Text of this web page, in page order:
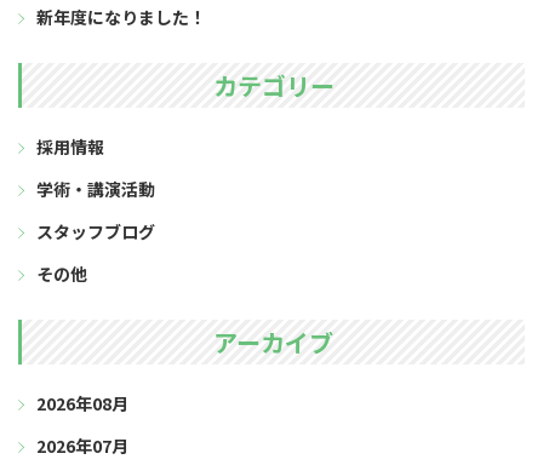
新年度になりました！
カテゴリー
採用情報
学術・講演活動
スタッフブログ
その他
アーカイブ
2026年08月
2026年07月